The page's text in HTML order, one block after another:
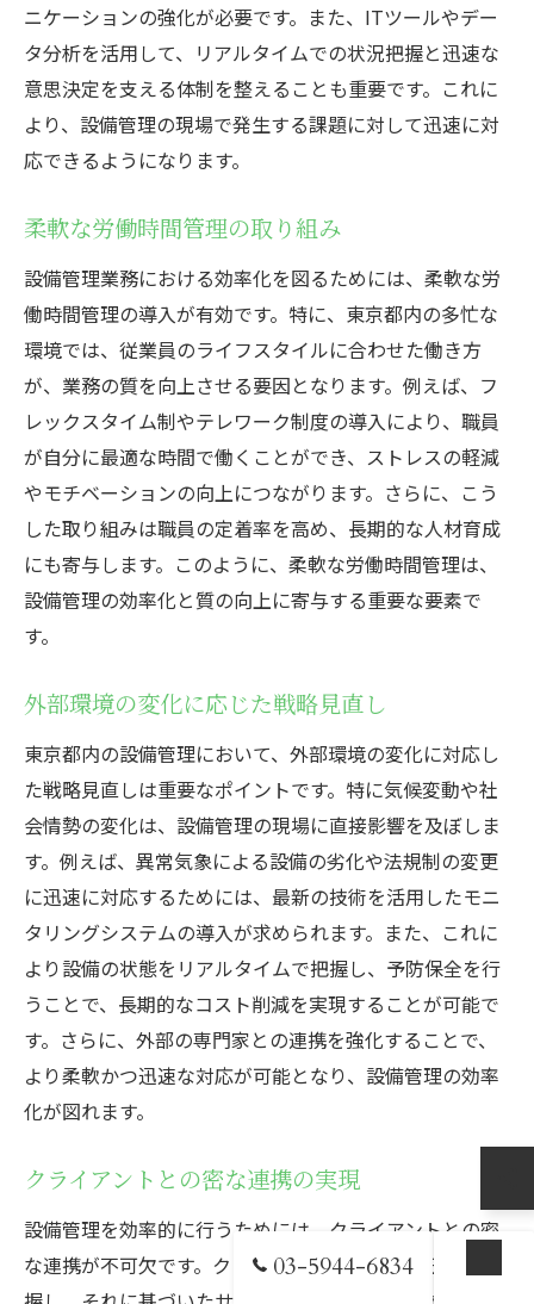
ニケーションの強化が必要です。また、ITツールやデー
タ分析を活用して、リアルタイムでの状況把握と迅速な
意思決定を支える体制を整えることも重要です。これに
より、設備管理の現場で発生する課題に対して迅速に対
応できるようになります。
柔軟な労働時間管理の取り組み
設備管理業務における効率化を図るためには、柔軟な労
働時間管理の導入が有効です。特に、東京都内の多忙な
環境では、従業員のライフスタイルに合わせた働き方
が、業務の質を向上させる要因となります。例えば、フ
レックスタイム制やテレワーク制度の導入により、職員
が自分に最適な時間で働くことができ、ストレスの軽減
やモチベーションの向上につながります。さらに、こう
した取り組みは職員の定着率を高め、長期的な人材育成
にも寄与します。このように、柔軟な労働時間管理は、
設備管理の効率化と質の向上に寄与する重要な要素で
す。
外部環境の変化に応じた戦略見直し
東京都内の設備管理において、外部環境の変化に対応し
た戦略見直しは重要なポイントです。特に気候変動や社
会情勢の変化は、設備管理の現場に直接影響を及ぼしま
す。例えば、異常気象による設備の劣化や法規制の変更
に迅速に対応するためには、最新の技術を活用したモニ
タリングシステムの導入が求められます。また、これに
より設備の状態をリアルタイムで把握し、予防保全を行
うことで、長期的なコスト削減を実現することが可能で
す。さらに、外部の専門家との連携を強化することで、
より柔軟かつ迅速な対応が可能となり、設備管理の効率
化が図れます。
クライアントとの密な連携の実現
設備管理を効率的に行うためには、クライアントとの密
な連携が不可欠です。クライアントのニーズを正確に把
03-5944-6834